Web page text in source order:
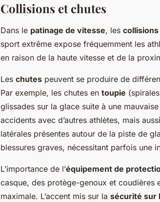
Collisions et chutes
Dans le patinage de vitesse, les collisions
sport extrême expose fréquemment les
en raison de la haute vitesse et de la
Les chutes peuvent se produire de
Par exemple, les chutes en toupie
glissades sur la glace suite à une
accidents avec d’autres athlètes, mais
latérales présentes autour de la piste de
blessures graves, nécessitant parfois une
L’importance de l’équipement de
casque, des protège-genoux et coudières
maximale. L’accent mis sur la sécurité sur